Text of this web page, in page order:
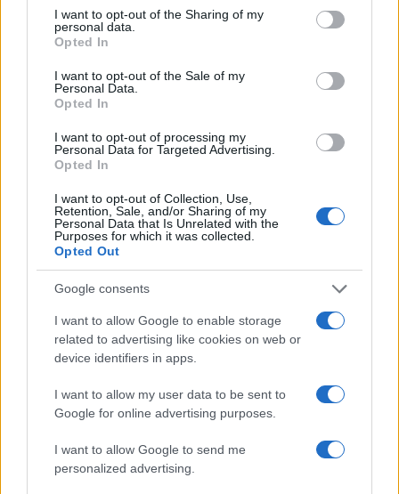
not limited to your visit or usage behaviour. You may click to
grant or deny consent to Google and its third-party tags to
use your data for below specified purposes in below Google
consent section.
I want to opt-out of the Sharing of my
personal data.
Opted In
I want to opt-out of the Sale of my
Personal Data.
Opted In
I want to opt-out of processing my
Personal Data for Targeted Advertising.
Opted In
I want to opt-out of Collection, Use,
Retention, Sale, and/or Sharing of my
Personal Data that Is Unrelated with the
Purposes for which it was collected.
Opted Out
Google consents
I want to allow Google to enable storage
related to advertising like cookies on web or
device identifiers in apps.
I want to allow my user data to be sent to
Google for online advertising purposes.
I want to allow Google to send me
personalized advertising.
Continua a leggere